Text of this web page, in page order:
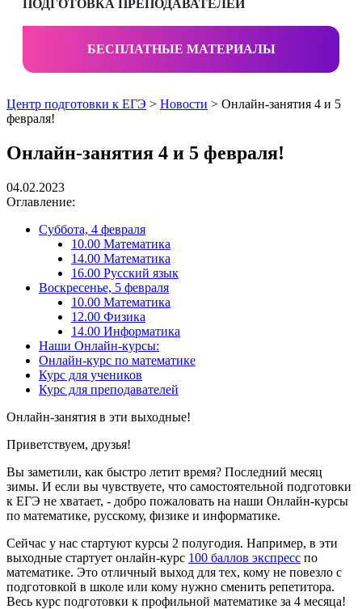
ПОДГОТОВКА ПРЕПОДАВАТЕЛЕЙ
БЕСПЛАТНЫЕ МАТЕРИАЛЫ
Центр подготовки к ЕГЭ > Новости > Онлайн-занятия 4 и 5
февраля!
Онлайн-занятия 4 и 5 февраля!
04.02.2023
Оглавление:
Суббота, 4 февраля
10.00 Математика
14.00 Математика
16.00 Русский язык
Воскресенье, 5 февраля
10.00 Математика
12.00 Физика
14.00 Информатика
Наши Онлайн-курсы:
Онлайн-курс по математике
Курс для учеников
Курс для преподавателей
Онлайн-занятия в эти выходные!
Приветствуем, друзья!
Вы заметили, как быстро летит время? Последний месяц
зимы. И если вы чувствуете, что самостоятельной подготовки
к ЕГЭ не хватает, - добро пожаловать на наши Онлайн-курсы
по математике, русскому, физике и информатике.
Сейчас у нас стартуют курсы 2 полугодия. Например, в эти
выходные стартует онлайн-курс 100 баллов экспресс по
математике. Это отличный выход для тех, кому не повезло с
подготовкой в школе или кому нужно сменить репетитора.
Весь курс подготовки к профильной математике за 4 месяца!